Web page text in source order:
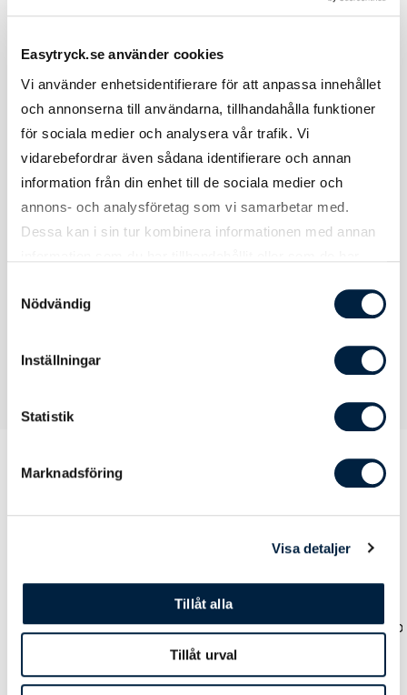
Easytryck.se använder cookies
Vi använder enhetsidentifierare för att anpassa innehållet
och annonserna till användarna, tillhandahålla funktioner
för sociala medier och analysera vår trafik. Vi
vidarebefordrar även sådana identifierare och annan
information från din enhet till de sociala medier och
annons- och analysföretag som vi samarbetar med.
Dessa kan i sin tur kombinera informationen med annan
Nödvändig
Inställningar
Statistik
Marknadsföring
Visa detaljer
Tillåt alla
Tillåt urval
Rengöring Maskindisksäker (trycket tål ca 150 tvättar)
Certifikat / Garantier
Prislista
36
Pris kr / st 0,00 0,00 0,00 0,00